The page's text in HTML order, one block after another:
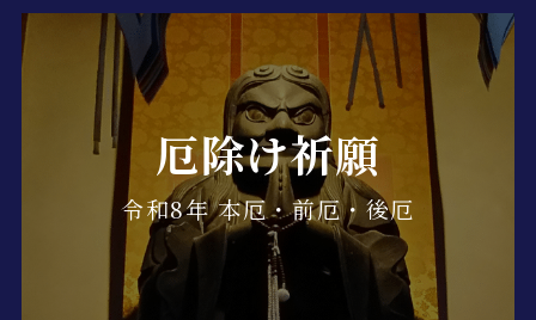
厄除け祈願
令和8年 本厄・前厄・後厄